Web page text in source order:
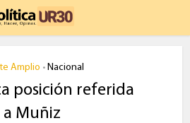
Amplio • Nacional
posición referida
a Muñiz